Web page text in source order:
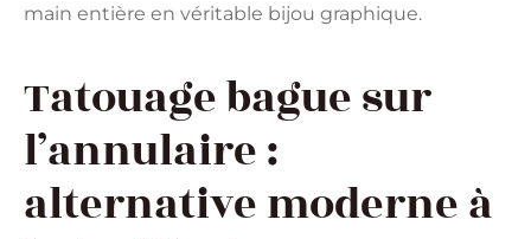
main entière en véritable bijou graphique.
Tatouage bague sur
l’annulaire :
alternative moderne à